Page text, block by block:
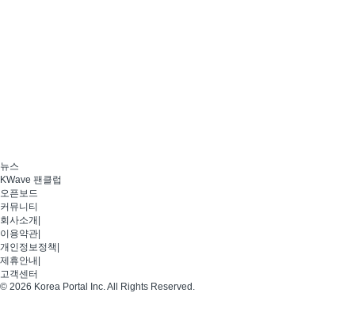
뉴스
KWave 팬클럽
오픈보드
커뮤니티
회사소개
이용약관
개인정보정책
제휴안내
고객센터
© 2026 Korea Portal Inc. All Rights Reserved.